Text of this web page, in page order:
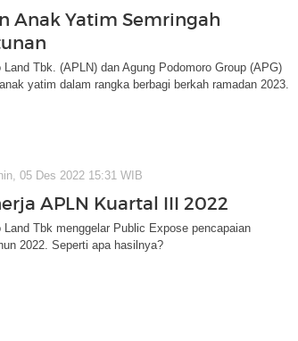
Anak Yatim Semringah
Land Tbk. (APLN) dan Agung Podomoro Group (APG)
yatim dalam rangka berbagi berkah ramadan 2023.
05 Des 2022 15:31 WIB
APLN Kuartal III 2022
Land Tbk menggelar Public Expose pencapaian
2022. Seperti apa hasilnya?